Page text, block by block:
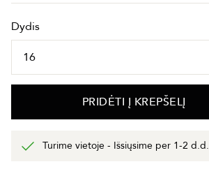
Dydis
PRIDĖTI Į KREPŠELĮ
Turime vietoje - Išsiųsime per 1-2 d.d.